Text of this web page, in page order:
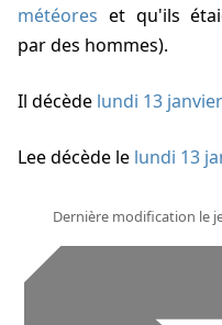
météores et qu'ils
par des hommes).
Il décède lundi 13
Lee décède le lundi 13
Dernière modification le